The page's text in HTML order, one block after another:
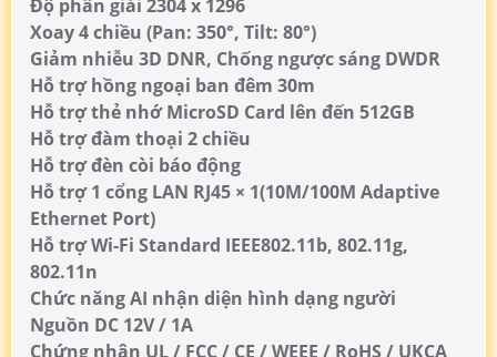
Độ phân giải 2304 x 1296
Xoay 4 chiều (Pan: 350°, Tilt: 80°)
Giảm nhiễu 3D DNR, Chống ngược sáng DWDR
Hỗ trợ hồng ngoại ban đêm 30m
Hỗ trợ thẻ nhớ MicroSD Card lên đến 512GB
Hỗ trợ đàm thoại 2 chiều
Hỗ trợ đèn còi báo động
Hỗ trợ 1 cổng LAN RJ45 × 1(10M/100M Adaptive
Ethernet Port)
Hỗ trợ Wi-Fi Standard IEEE802.11b, 802.11g,
802.11n
Chức năng AI nhận diện hình dạng người
Nguồn DC 12V / 1A
Chứng nhận UL / FCC / CE / WEEE / RoHS / UKCA